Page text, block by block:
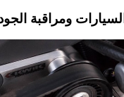
ومراقبة